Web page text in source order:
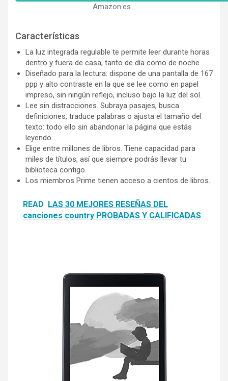
Amazon.es
Características
La luz integrada regulable te permite leer durante horas
dentro y fuera de casa, tanto de día como de noche.
Diseñado para la lectura: dispone de una pantalla de 167
ppp y alto contraste en la que se lee como en papel
impreso, sin ningún reflejo, incluso bajo la luz del sol.
Lee sin distracciones. Subraya pasajes, busca
definiciones, traduce palabras o ajusta el tamaño del
texto: todo ello sin abandonar la página que estás
leyendo.
Elige entre millones de libros. Tiene capacidad para
miles de títulos, así que siempre podrás llevar tu
biblioteca contigo.
Los miembros Prime tienen acceso a cientos de libros.
READ LAS 30 MEJORES RESEÑAS DEL
canciones country PROBADAS Y CALIFICADAS